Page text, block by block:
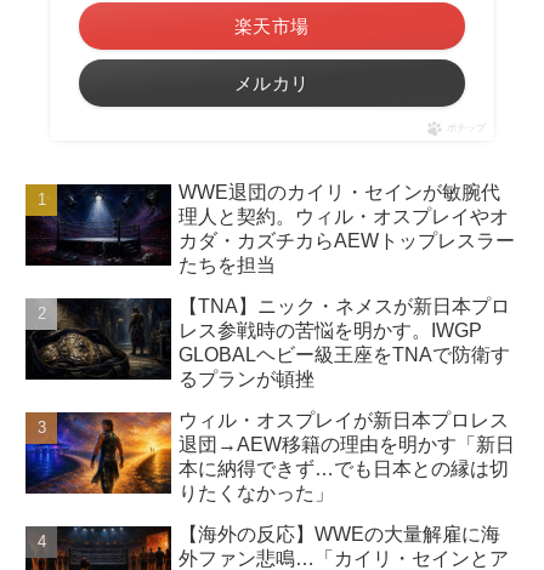
楽天市場
メルカリ
ポチップ
WWE退団のカイリ・セインが敏腕代
理人と契約。ウィル・オスプレイやオ
カダ・カズチカらAEWトップレスラー
たちを担当
【TNA】ニック・ネメスが新日本プロ
レス参戦時の苦悩を明かす。IWGP
GLOBALヘビー級王座をTNAで防衛す
るプランが頓挫
ウィル・オスプレイが新日本プロレス
退団→AEW移籍の理由を明かす「新日
本に納得できず…でも日本との縁は切
りたくなかった」
【海外の反応】WWEの大量解雇に海
外ファン悲鳴…「カイリ・セインとア